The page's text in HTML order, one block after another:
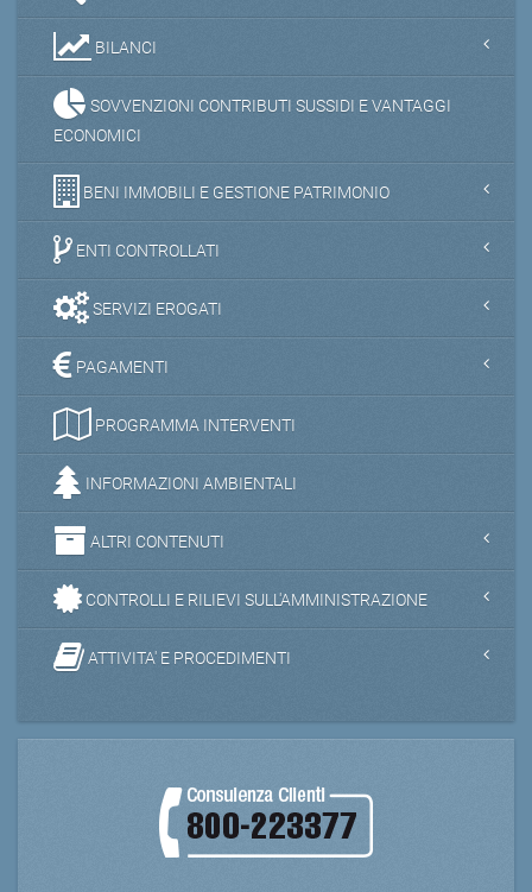
BILANCI
SOVVENZIONI CONTRIBUTI SUSSIDI E VANTAGGI
ECONOMICI
BENI IMMOBILI E GESTIONE PATRIMONIO
ENTI CONTROLLATI
SERVIZI EROGATI
PAGAMENTI
PROGRAMMA INTERVENTI
INFORMAZIONI AMBIENTALI
ALTRI CONTENUTI
CONTROLLI E RILIEVI SULL'AMMINISTRAZIONE
ATTIVITA' E PROCEDIMENTI